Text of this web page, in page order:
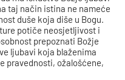
taj način istina ne nameće
duše koja diše u Bogu.
potiče neosjetljivost i
prepoznati Božje
ljubavi koja blaženima
pravednosti, ožalošćene,